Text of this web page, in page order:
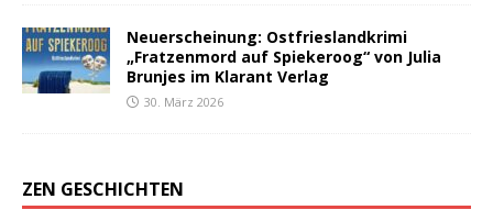
Neuerscheinung: Ostfrieslandkrimi
„Fratzenmord auf Spiekeroog“ von Julia
Brunjes im Klarant Verlag
30. März 2026
ZEN GESCHICHTEN